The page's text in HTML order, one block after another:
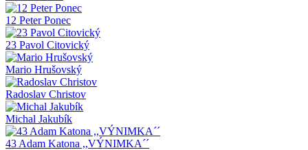
12 Peter Ponec
23 Pavol Citovický
Mario Hrušovský
Radoslav Christov
Michal Jakubík
43 Adam Katona ,,VÝNIMKA´´